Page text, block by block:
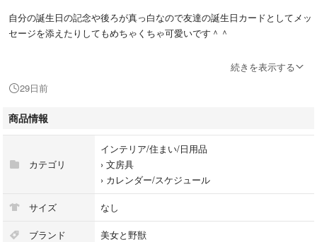
自分の誕生日の記念や後ろが真っ白なので友達の誕生日カードとしてメッ
セージを添えたりしてもめちゃくちゃ可愛いです＾＾
写真部分だけ切ってラミネートをしたりインテリアやコレクションなどに
部屋に飾るだけでも可愛いです♡
他の月日も出品しておりますのでおまとめも可能です☺︎
新品未使用ですが、日めくりの為めくった際の破れや折れがあるものもあ
りますが自宅保管のため、細かなことなど気にならない方のみご購入お願
防水対策をし、丁寧に梱包させていただきます＾＾
続きを表示する
29日前
商品情報
カテゴリ
インテリア/住まい/日用品
› 文房具
› カレンダー/スケジュール
サイズ なし
ブランド 美女と野獣